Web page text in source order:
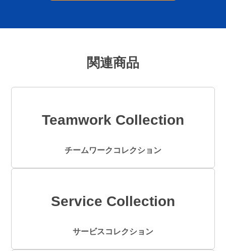
関連商品
Teamwork Collection
チームワークコレクション
Service Collection
サービスコレクション